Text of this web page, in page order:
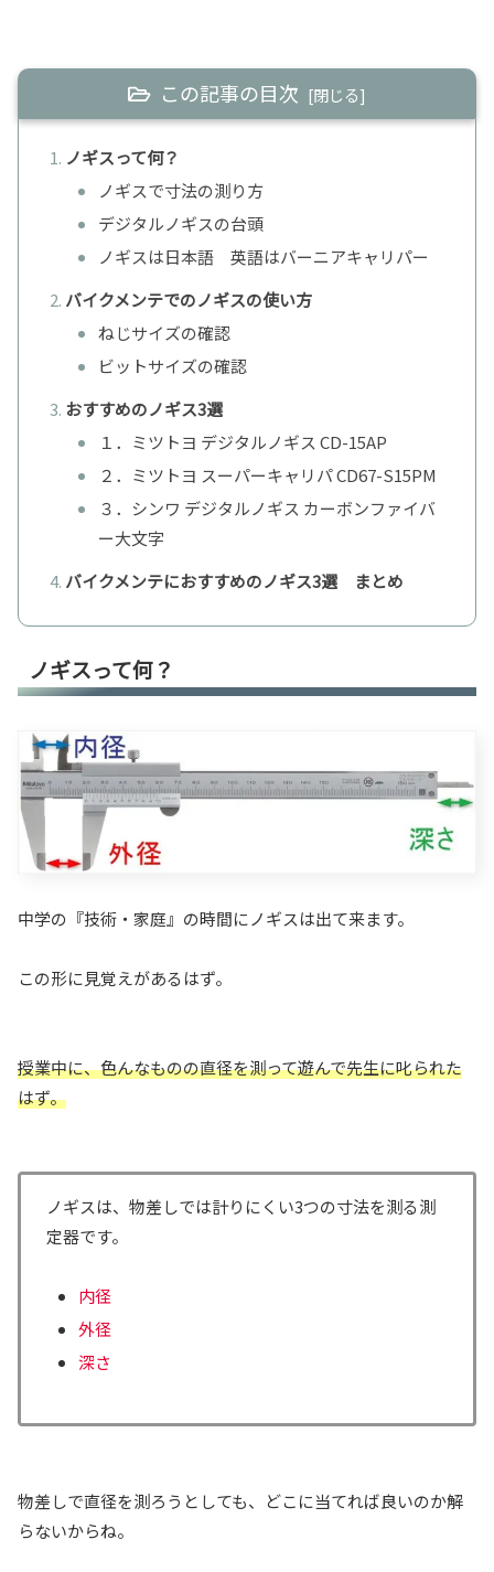
この記事の目次
ノギスって何？
ノギスで寸法の測り方
デジタルノギスの台頭
ノギスは日本語 英語はバーニアキャリパー
バイクメンテでのノギスの使い方
ねじサイズの確認
ビットサイズの確認
おすすめのノギス3選
１．ミツトヨ デジタルノギス CD-15AP
２．ミツトヨ スーパーキャリパ CD67-S15PM
３．シンワ デジタルノギス カーボンファイバ
ー大文字
バイクメンテにおすすめのノギス3選 まとめ
ノギスって何？
中学の『技術・家庭』の時間にノギスは出て来ます。
この形に見覚えがあるはず。
授業中に、色んなものの直径を測って遊んで先生に叱られた
はず。
ノギスは、物差しでは計りにくい3つの寸法を測る測
定器です。
内径
外径
深さ
物差しで直径を測ろうとしても、どこに当てれば良いのか解
らないからね。